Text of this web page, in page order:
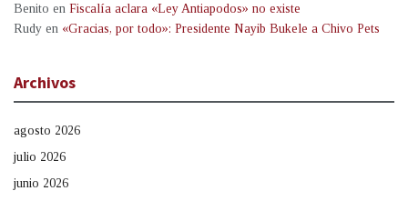
Benito en Fiscalía aclara «Ley Antiapodos» no existe
Rudy en «Gracias, por todo»: Presidente Nayib Bukele a Chivo Pets
Archivos
agosto 2026
julio 2026
junio 2026